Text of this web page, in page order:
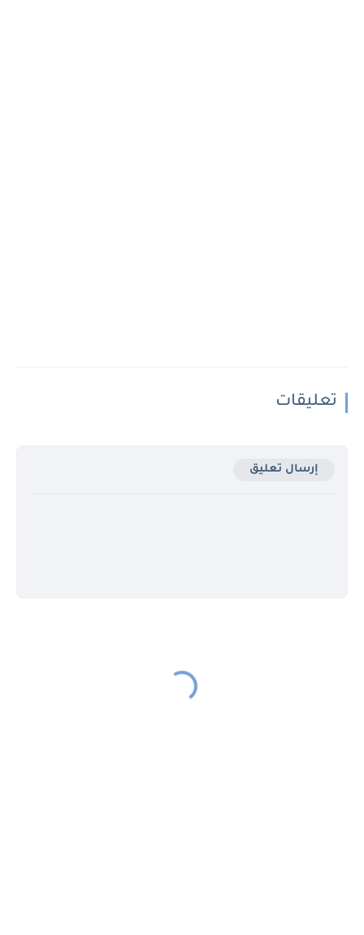
تعليقات
إرسال تعليق